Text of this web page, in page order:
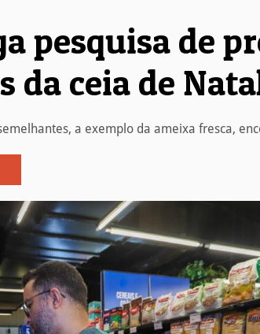
pesquisa de
da ceia de
a exemplo da ameixa fresca,